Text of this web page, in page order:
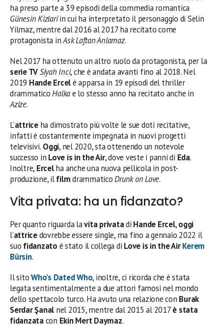
ha preso parte a 39 episodi della commedia romantica
Günesin Kizlariin cui ha interpretato il personaggio di Selin
Yilmaz, mentre dal 2016 al 2017 ha recitato come
protagonista inAsk Laftan Anlamaz.
Nel 2017 ha ottenuto un altro ruolo da protagonista, per la
serie TVSiyah Inci, che è andata avanti fino al 2018. Nel
2019 Hande Ercelè apparsa in 19 episodi del thriller
drammaticoHalkae lo stesso anno ha recitato anche in
Azize.
L’attriceha dimostrato più volte le sue doti recitative,
infatti è costantemente impegnata in nuovi progetti
televisivi. Oggi, nel 2020, sta ottenendo un notevole
successo in Love is in the Air, dove veste i panni di Eda.
Inoltre, Ercelha anche una nuova pellicola in post-
produzione, ilfilmdrammaticoDrunk on Love.
Vita privata: ha un fidanzato?
Per quanto riguarda lavita privatadi Hande Ercel,oggi
l’attricedovrebbe essere single, ma fino a gennaio 2022 il
suo fidanzato è stato il collega di Love is in the AirKerem
Bürsin.
Il sitoWho’s Dated Who, inoltre, ci ricorda che è stata
legata sentimentalmente a due attori famosi nel mondo
dello spettacolo turco. Ha avuto una relazione con Burak
Serdar Şanal nel 2015, mentre dal 2015 al 2017è stata
fidanzatacon Ekin Mert Daymaz.